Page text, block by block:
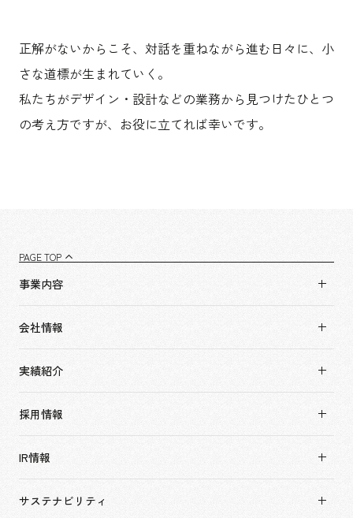
正解がないからこそ、対話を重ねながら進む日々に、小
さな道標が生まれていく。
私たちがデザイン・設計などの業務から見つけたひとつ
の考え方ですが、お役に立てれば幸いです。
PAGE TOP
事業内容
会社情報
ソーシャルグッド
会社概要・アクセス
役員構成・組織図
実績紹介
アーバン & リテール
ホスピタリティ
コーポレート
採用情報
キャリア採用
IR情報
サステナビリティ